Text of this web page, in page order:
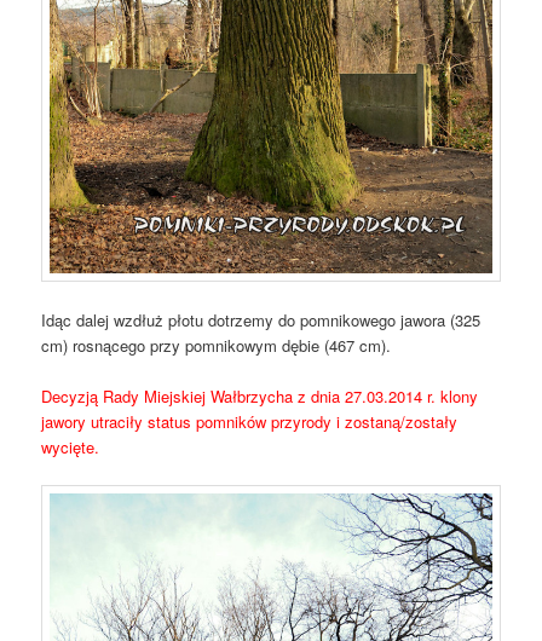
Idąc dalej wzdłuż płotu dotrzemy do pomnikowego jawora (325
cm) rosnącego przy pomnikowym dębie (467 cm).
Decyzją Rady Miejskiej Wałbrzycha z dnia 27.03.2014 r. klony
jawory utraciły status pomników przyrody i zostaną/zostały
wycięte.